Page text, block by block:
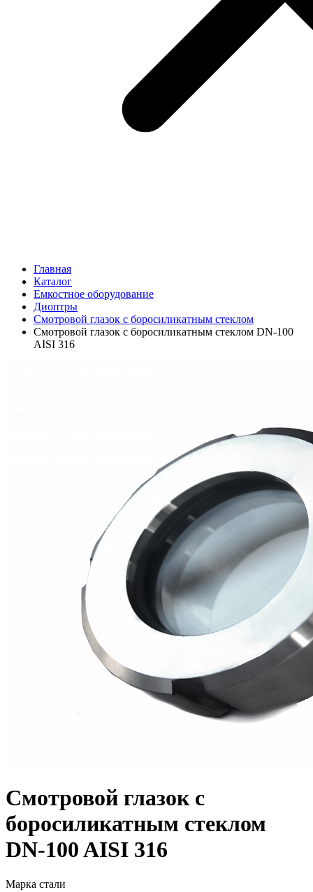
Главная
Каталог
Емкостное оборудование
Диоптры
Смотровой глазок с боросиликатным стеклом
Смотровой глазок с боросиликатным стеклом DN-100
AISI 316
Смотровой глазок с
боросиликатным стеклом
DN-100 AISI 316
Марка стали